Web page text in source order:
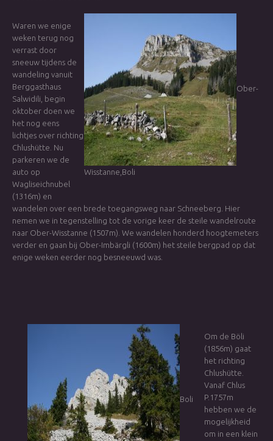
Ober-
Wisstanne,Boli
Waren we enige
weken terug nog
verrast door
sneeuw tijdens de
wandeling vanuit
Berggasthaus
Salwidili, begin
oktober doen we
het nog eens
lichtjes over richting
Chlushütte. Nu
parkeren we de
auto op
Wagliseichnubel
(1316m) en
wandelen over een brede toegangsweg naar Schneeberg. Hier
nemen we in tegenstelling tot de vorige keer de steile wandelroute
naar Ober-Wisstanne (1507m). We wandelen honderd hoogtemeters
verder en gaan bij Ober-Imbärgli (1600m) het steile bergpad op dat
enige weken eerder nog besneeuwd was.
Boli
Om de Böli
(1856m) gaat
het richting
Chlushütte.
Vanaf Chlus
P.1757m
hebben we de
mogelijkheid
om in een klein